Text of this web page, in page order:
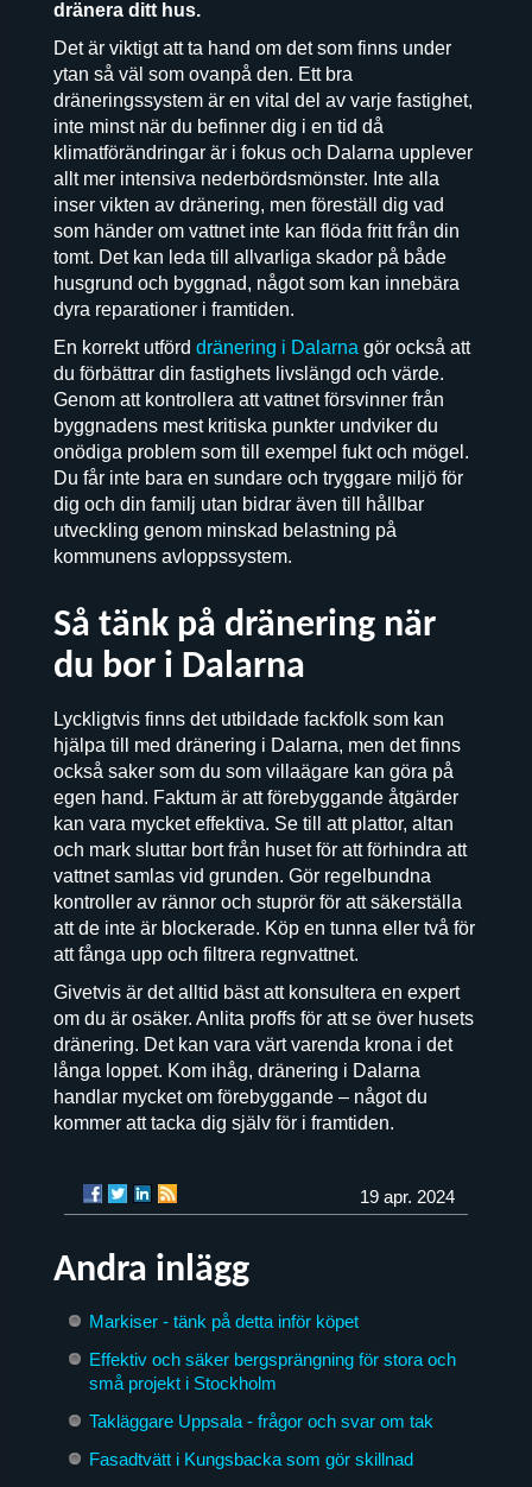
dränera ditt hus.
Det är viktigt att ta hand om det som finns under
ytan så väl som ovanpå den. Ett bra
dräneringssystem är en vital del av varje fastighet,
inte minst när du befinner dig i en tid då
klimatförändringar är i fokus och Dalarna upplever
allt mer intensiva nederbördsmönster. Inte alla
inser vikten av dränering, men föreställ dig vad
som händer om vattnet inte kan flöda fritt från din
tomt. Det kan leda till allvarliga skador på både
husgrund och byggnad, något som kan innebära
dyra reparationer i framtiden.
En korrekt utförd dränering i Dalarna gör också att
du förbättrar din fastighets livslängd och värde.
Genom att kontrollera att vattnet försvinner från
byggnadens mest kritiska punkter undviker du
onödiga problem som till exempel fukt och mögel.
Du får inte bara en sundare och tryggare miljö för
dig och din familj utan bidrar även till hållbar
utveckling genom minskad belastning på
kommunens avloppssystem.
Så tänk på dränering när
du bor i Dalarna
Lyckligtvis finns det utbildade fackfolk som kan
hjälpa till med dränering i Dalarna, men det finns
också saker som du som villaägare kan göra på
egen hand. Faktum är att förebyggande åtgärder
kan vara mycket effektiva. Se till att plattor, altan
och mark sluttar bort från huset för att förhindra att
vattnet samlas vid grunden. Gör regelbundna
kontroller av rännor och stuprör för att säkerställa
att de inte är blockerade. Köp en tunna eller två för
att fånga upp och filtrera regnvattnet.
Givetvis är det alltid bäst att konsultera en expert
om du är osäker. Anlita proffs för att se över husets
dränering. Det kan vara värt varenda krona i det
långa loppet. Kom ihåg, dränering i Dalarna
handlar mycket om förebyggande – något du
kommer att tacka dig själv för i framtiden.
19 apr. 2024
Andra inlägg
Markiser - tänk på detta inför köpet
Effektiv och säker bergsprängning för stora och
små projekt i Stockholm
Takläggare Uppsala - frågor och svar om tak
Fasadtvätt i Kungsbacka som gör skillnad